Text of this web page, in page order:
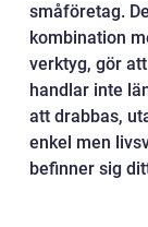
småföretag.
kombination
verktyg, gör
handlar inte
att drabbas,
enkel men
befinner sig